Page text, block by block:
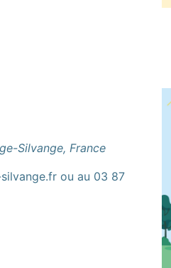
Silvange, France
ou au 03 87